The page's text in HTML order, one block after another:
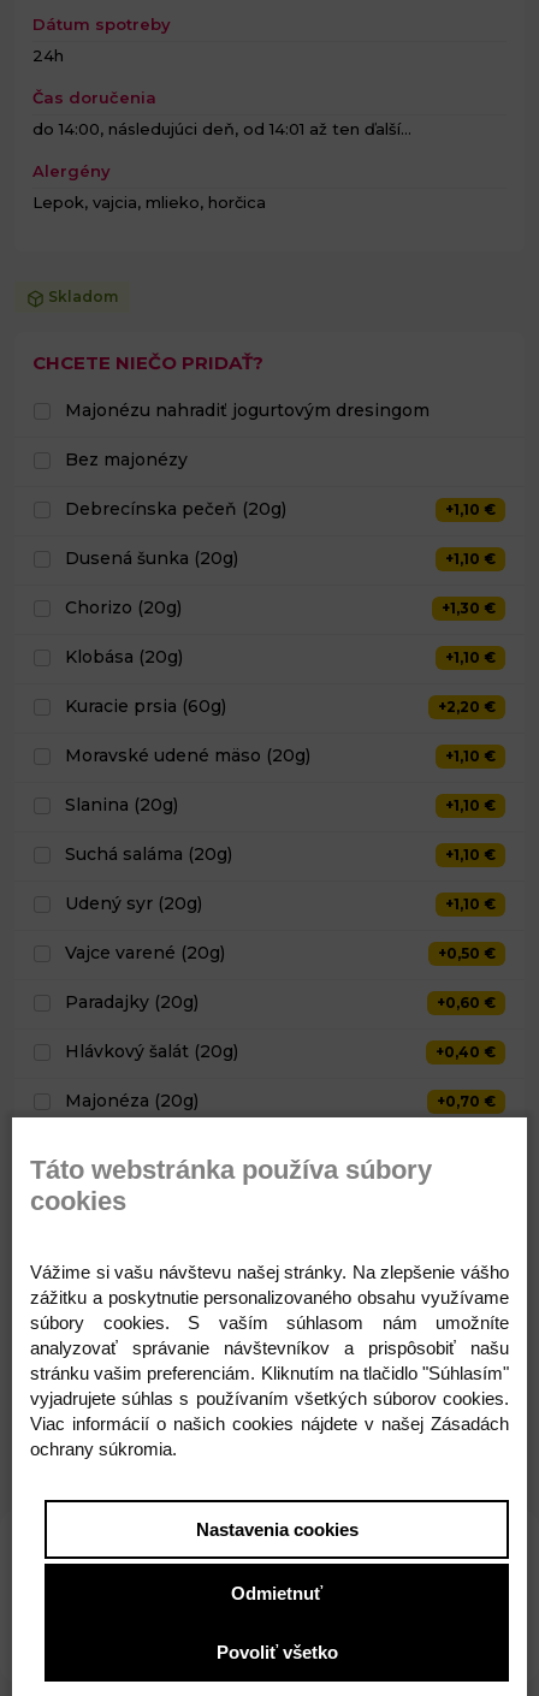
Dátum spotreby
24h
Čas doručenia
do 14:00, následujúci deň, od 14:01 až ten ďalší...
Alergény
Lepok, vajcia, mlieko, horčica
Skladom
CHCETE NIEČO PRIDAŤ?
Majonézu nahradiť jogurtovým dresingom
Bez majonézy
Debrecínska pečeň (20g) +1,10 €
Dusená šunka (20g) +1,10 €
Chorizo (20g) +1,30 €
Klobása (20g) +1,10 €
Kuracie prsia (60g) +2,20 €
Moravské udené mäso (20g) +1,10 €
Slanina (20g) +1,10 €
Suchá saláma (20g) +1,10 €
Udený syr (20g) +1,10 €
Vajce varené (20g) +0,50 €
Paradajky (20g) +0,60 €
Hlávkový šalát (20g) +0,40 €
Majonéza (20g) +0,70 €
Kedy môže byť tento produkt pripravený?
Tento produkt môže byť prirpavený už za
3,00 €
s DPH
Pridať do košíka
Táto webstránka používa súbory
cookies
Vážime si vašu návštevu našej stránky. Na zlepšenie vášho
zážitku a poskytnutie personalizovaného obsahu využívame
súbory cookies. S vaším súhlasom nám umožníte
analyzovať správanie návštevníkov a prispôsobiť našu
stránku vašim preferenciám. Kliknutím na tlačidlo "Súhlasím"
vyjadrujete súhlas s používaním všetkých súborov cookies.
Viac informácií o našich cookies nájdete v našej Zásadách
ochrany súkromia.
Nastavenia cookies
Odmietnuť
Povoliť všetko